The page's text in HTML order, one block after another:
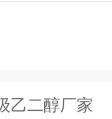
乙二醇厂家